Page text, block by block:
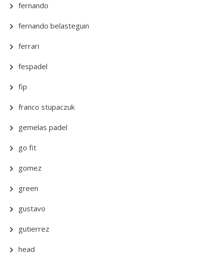
fernando
fernando belasteguin
ferrari
fespadel
fip
franco stupaczuk
gemelas padel
go fit
gomez
green
gustavo
gutierrez
head